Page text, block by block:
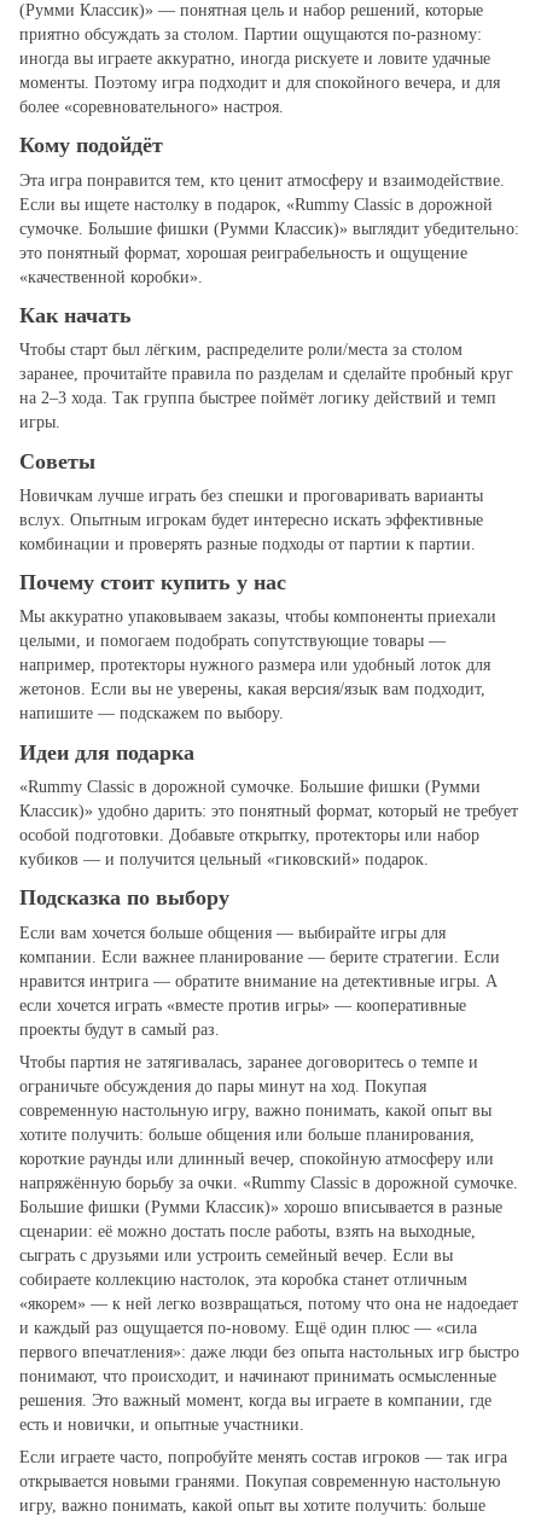
(Румми Классик)» — понятная цель и набор решений, которые
приятно обсуждать за столом. Партии ощущаются по‑разному:
иногда вы играете аккуратно, иногда рискуете и ловите удачные
моменты. Поэтому игра подходит и для спокойного вечера, и для
более «соревновательного» настроя.
Кому подойдёт
Эта игра понравится тем, кто ценит атмосферу и взаимодействие.
Если вы ищете настолку в подарок, «Rummy Classic в дорожной
сумочке. Большие фишки (Румми Классик)» выглядит убедительно:
это понятный формат, хорошая реиграбельность и ощущение
«качественной коробки».
Как начать
Чтобы старт был лёгким, распределите роли/места за столом
заранее, прочитайте правила по разделам и сделайте пробный круг
на 2–3 хода. Так группа быстрее поймёт логику действий и темп
игры.
Советы
Новичкам лучше играть без спешки и проговаривать варианты
вслух. Опытным игрокам будет интересно искать эффективные
комбинации и проверять разные подходы от партии к партии.
Почему стоит купить у нас
Мы аккуратно упаковываем заказы, чтобы компоненты приехали
целыми, и помогаем подобрать сопутствующие товары —
например, протекторы нужного размера или удобный лоток для
жетонов. Если вы не уверены, какая версия/язык вам подходит,
напишите — подскажем по выбору.
Идеи для подарка
«Rummy Classic в дорожной сумочке. Большие фишки (Румми
Классик)» удобно дарить: это понятный формат, который не требует
особой подготовки. Добавьте открытку, протекторы или набор
кубиков — и получится цельный «гиковский» подарок.
Подсказка по выбору
Если вам хочется больше общения — выбирайте игры для
компании. Если важнее планирование — берите стратегии. Если
нравится интрига — обратите внимание на детективные игры. А
если хочется играть «вместе против игры» — кооперативные
проекты будут в самый раз.
Чтобы партия не затягивалась, заранее договоритесь о темпе и
ограничьте обсуждения до пары минут на ход. Покупая
современную настольную игру, важно понимать, какой опыт вы
хотите получить: больше общения или больше планирования,
короткие раунды или длинный вечер, спокойную атмосферу или
напряжённую борьбу за очки. «Rummy Classic в дорожной сумочке.
Большие фишки (Румми Классик)» хорошо вписывается в разные
сценарии: её можно достать после работы, взять на выходные,
сыграть с друзьями или устроить семейный вечер. Если вы
собираете коллекцию настолок, эта коробка станет отличным
«якорем» — к ней легко возвращаться, потому что она не надоедает
и каждый раз ощущается по‑новому. Ещё один плюс — «сила
первого впечатления»: даже люди без опыта настольных игр быстро
понимают, что происходит, и начинают принимать осмысленные
решения. Это важный момент, когда вы играете в компании, где
есть и новички, и опытные участники.
Если играете часто, попробуйте менять состав игроков — так игра
открывается новыми гранями. Покупая современную настольную
игру, важно понимать, какой опыт вы хотите получить: больше